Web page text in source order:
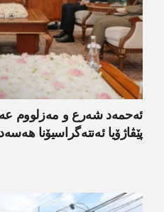
ئەحمەد شەرع و مەزلووم
پێڤاژۆیا ئەنتەگراسیۆنا